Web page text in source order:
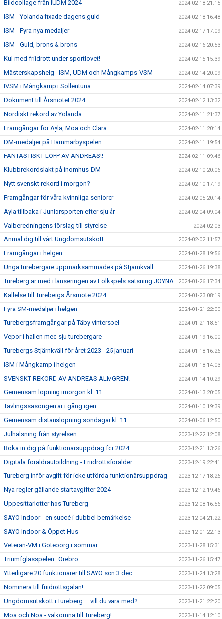
Bildcollage från IUDM 2024 2024-02-18 21:15
ISM - Yolanda fixade dagens guld 2024-02-18 16:48
ISM - Fyra nya medaljer 2024-02-17 17:09
ISM - Guld, brons & brons 2024-02-16 20:53
Kul med friidrott under sportlovet! 2024-02-15 15:39
Mästerskapshelg - ISM, UDM och Mångkamps-VSM 2024-02-14 20:09
IVSM i Mångkamp i Sollentuna 2024-02-14 07:39
Dokument till Årsmötet 2024 2024-02-12 13:32
Nordiskt rekord av Yolanda 2024-02-11 21:37
Framgångar för Ayla, Moa och Clara 2024-02-11 20:14
DM-medaljer på Hammarbyspelen 2024-02-11 19:54
FANTASTISKT LOPP AV ANDREAS!! 2024-02-11 09:46
Klubbrekordslakt på inomhus-DM 2024-02-10 20:06
Nytt svenskt rekord i morgon? 2024-02-10 17:19
Framgångar för våra kvinnliga seniorer 2024-02-05 20:14
Ayla tillbaka i Juniorsporten efter sju år 2024-02-04 09:04
Valberedningens förslag till styrelse 2024-02-03
Anmäl dig till vårt Ungdomsutskott 2024-02-02 11:57
Framgångar i helgen 2024-01-28 19:56
Unga turebergare uppmärksammades på Stjärnkväll 2024-01-26 19:38
Tureberg är med i lanseringen av Folkspels satsning JOYNA 2024-01-26 17:34
Kallelse till Turebergs Årsmöte 2024 2024-01-23 08:19
Fyra SM-medaljer i helgen 2024-01-21 22:00
Turebergsframgångar på Täby vinterspel 2024-01-21 18:51
Vepor i hallen med sju turebergare 2024-01-19 16:00
Turebergs Stjärnkväll för året 2023 - 25 januari 2024-01-18 16:26
ISM i Mångkamp i helgen 2024-01-18 14:03
SVENSKT REKORD AV ANDREAS ALMGREN! 2024-01-14 10:29
Gemensam löpning imorgon kl. 11 2024-01-13 20:05
Tävlingssäsongen är i gång igen 2024-01-10 19:39
Gemensam distanslöpning söndagar kl. 11 2024-01-06 12:50
Julhälsning från styrelsen 2023-12-22 12:08
Boka in dig på funktionärsuppdrag för 2024 2023-12-21 13:26
Digitala föräldrautbildning - Friidrottsförälder 2023-12-19 22:41
Tureberg inför avgift för icke utförda funktionärsuppdrag 2023-12-17 18:26
Nya regler gällande startavgifter 2024 2023-12-12 19:46
Uppesittarlotter hos Tureberg 2023-12-08 16:56
SAYO Indoor - en succé i dubbel bemärkelse 2023-12-04 21:22
SAYO Indoor & Öppet Hus 2023-12-01 22:13
Veteran-VM i Göteborg i sommar 2023-11-28 15:31
Triumfglasspelen i Örebro 2023-11-26 15:47
Ytterligare 20 funktionärer till SAYO sön 3 dec 2023-11-24 13:28
Nominera till friidrottsgalan! 2023-11-22 09:05
Ungdomsutskott i Tureberg – vill du vara med? 2023-11-21 22:20
Moa och Noa - välkomna till Tureberg! 2023-11-14 12:10